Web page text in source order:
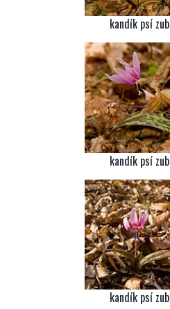
kandík psí zub
kandík psí zub
kandík psí zub